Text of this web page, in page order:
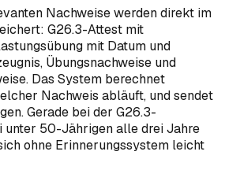
Nachweise werden direkt im
G26.3-Attest mit
mit Datum und
Übungsnachweise und
Das System berechnet
Nachweis abläuft, und sendet
Gerade bei der G26.3-
unter 50-Jährigen alle drei Jahre
ohne Erinnerungssystem leicht